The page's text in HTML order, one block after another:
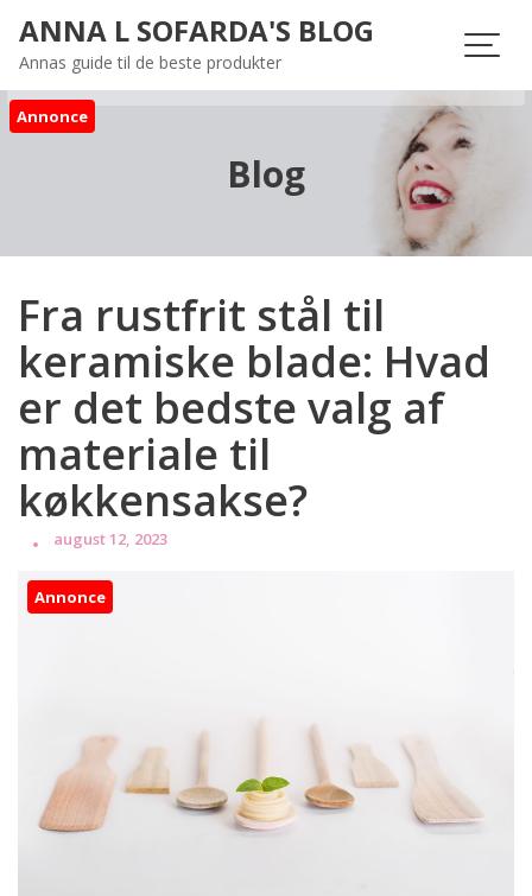
content
ANNA L SOFARDA'S BLOG
Annas guide til de beste produkter
Annonce
Blog
Fra rustfrit stål til
keramiske blade: Hvad
er det bedste valg af
materiale til
køkkensakse?
august 12, 2023
Annonce